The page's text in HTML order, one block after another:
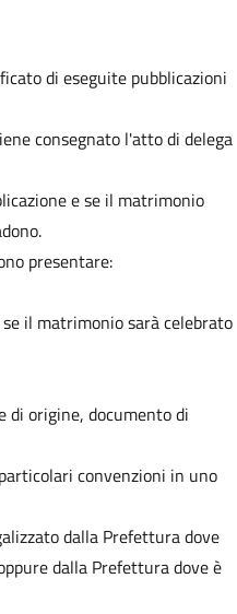
di eseguite pubblicazioni
consegnato l'atto di delega
e se il matrimonio
presentare:
il matrimonio sarà celebrato
di origine, documento di
convenzioni in uno
dalla Prefettura dove
dalla Prefettura dove è